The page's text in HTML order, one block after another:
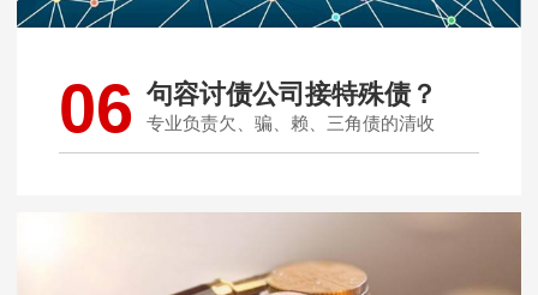
06 句容讨债公司接特殊债？
专业负责欠、骗、赖、三角债的清收